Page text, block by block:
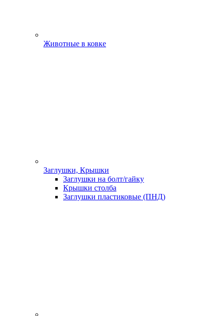
Животные в ковке
Заглушки, Крышки
Заглушки на болт/гайку
Крышки столба
Заглушки пластиковые (ПНД)